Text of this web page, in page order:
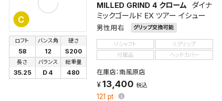
C
MILLED GRIND 4 クローム
ダイナ
ミックゴールド EX ツアー イシュー
男性用右 グリップ交換可能
ロフト
58
バンス角
12
硬さ
S200
長さ
35.25
バランス
D 4
総重量
480
リシャフト
リグリップ
付属品
ヘッドカバー
在庫店：南風原店
13,400 税込
121 pt
キャンセル